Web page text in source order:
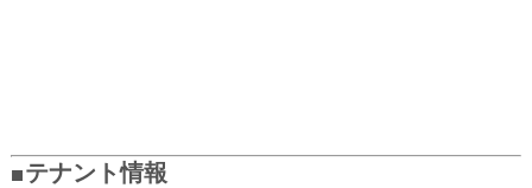
■テナント情報